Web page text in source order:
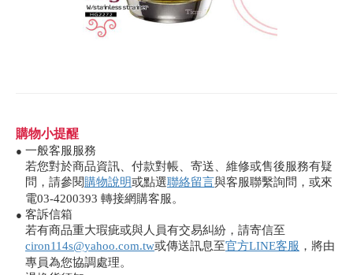
購物小提醒
● 一般客服服務
若您對於商品資訊、付款對帳、寄送、維修或售後服務有疑
問，請參閱購物說明或點選聯絡留言與客服聯繫詢問，或來
電03-4200393 轉接網購客服。
● 客訴信箱
若有商品重大瑕疵或與人員有交易糾紛，請寄信至
ciron114s@yahoo.com.tw或傳送訊息至官方LINE客服 ，將由
專員為您協調處理。